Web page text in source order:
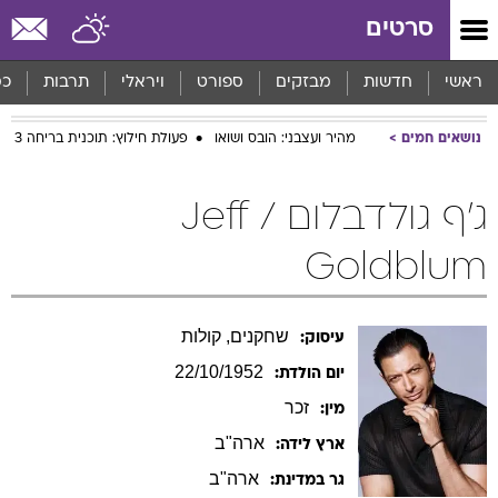
סרטים
ראשי חדשות מבזקים ספורט ויראלי תרבות
נושאים חמים מהיר ועצבני: הובס ושואו פעולת חילוץ: תוכנית בריחה 3
ג'ף גולדבלום / Jeff
Goldblum
עיסוק: שחקנים, קולות
יום הולדת: 22/10/1952
מין: זכר
ארץ לידה: ארה"ב
גר במדינת: ארה"ב